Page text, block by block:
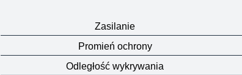
Zasilanie
Promień ochrony
Odległość wykrywania